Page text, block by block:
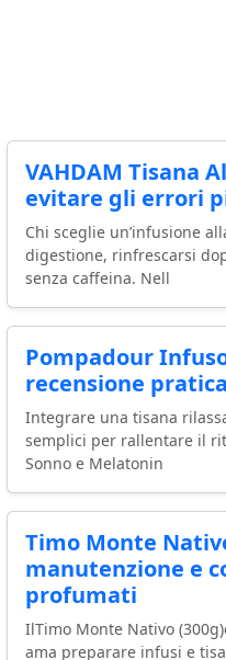
VAHDAM Tisana
evitare gli errori
Chi sceglie un’infusione
digestione, rinfrescarsi
senza caffeina. Nell
Pompadour
recensione
Integrare una tisana
semplici per rallentare il
Sonno e Melatonin
Timo Monte
manutenzione e
profumati
IlTimo Monte Nativo
ama preparare infusi e